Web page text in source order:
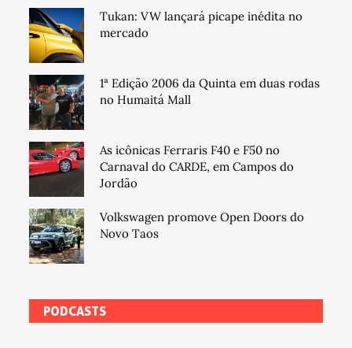
Tukan: VW lançará picape inédita no
mercado
1ª Edição 2006 da Quinta em duas rodas
no Humaitá Mall
As icônicas Ferraris F40 e F50 no
Carnaval do CARDE, em Campos do
Jordão
Volkswagen promove Open Doors do
Novo Taos
PODCASTS